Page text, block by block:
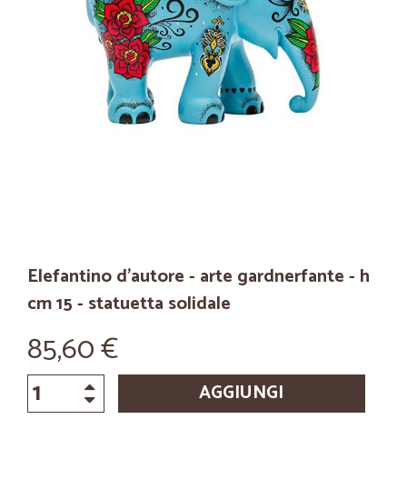
Elefantino d'autore - arte gardnerfante - h
cm 15 - statuetta solidale
85,60 €
AGGIUNGI